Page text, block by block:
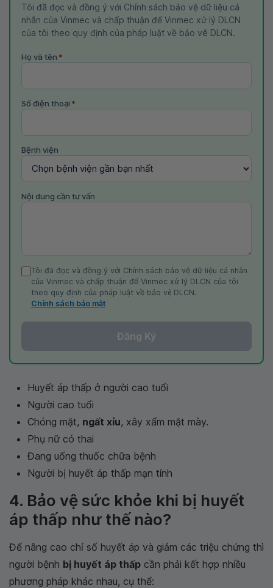
Tôi đã đọc và đồng ý với Chính sách bảo vệ dữ liệu cá
nhân của Vinmec và chấp thuận để Vinmec xử lý DLCN
của tôi theo quy định của pháp luật về bảo vệ DLCN.
Họ và tên *
Số điện thoại *
Bệnh viện
Nội dung cần tư vấn
Tôi đã đọc và đồng ý với Chính sách bảo vệ dữ liệu cá nhân
của Vinmec và chấp thuận để Vinmec xử lý DLCN của tôi
theo quy định của pháp luật về bảo vệ DLCN.
Chính sách bảo mật
Đăng Ký
Huyết áp thấp ở người cao tuổi
Người cao tuổi
Chóng mặt, ngất xỉu, xây xẩm mặt mày.
Phụ nữ có thai
Đang uống thuốc chữa bệnh
Người bị huyết áp thấp mạn tính
4. Bảo vệ sức khỏe khi bị huyết
áp thấp như thế nào?
Để nâng cao chỉ số huyết áp và giảm các triệu chứng thì
người bệnh bị huyết áp thấp cần phải kết hợp nhiều
phương pháp khác nhau, cụ thể: